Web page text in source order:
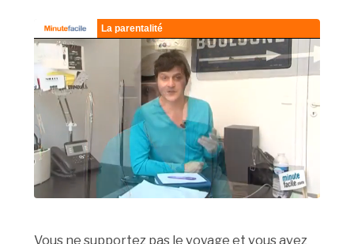
Vous ne supportez pas le voyage et vous avez